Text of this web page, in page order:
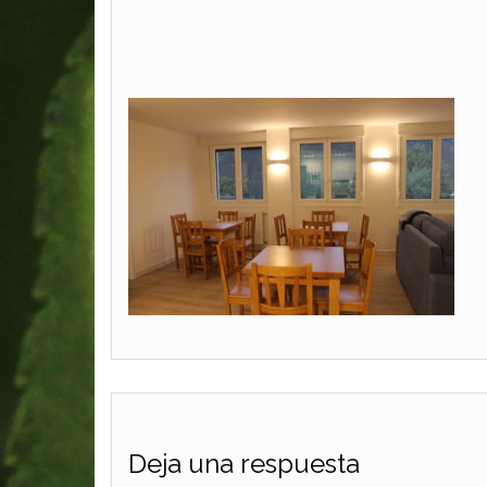
Deja una respuesta